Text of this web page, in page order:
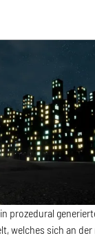
prozedural
welches sich an der